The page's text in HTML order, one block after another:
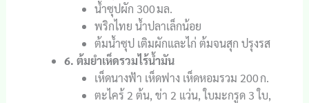
น้ำซุปผัก 300 มล.
พริกไทย น้ำปลาเล็กน้อย
ต้มน้ำซุป เติมผักและไก่ ต้มจนสุก ปรุงรส
6. ต้มยำเห็ดรวมไร้น้ำมัน
เห็ดนางฟ้า เห็ดฟาง เห็ดหอมรวม 200 ก.
ตะไคร้ 2 ต้น, ข่า 2 แว่น, ใบมะกรูด 3 ใบ,